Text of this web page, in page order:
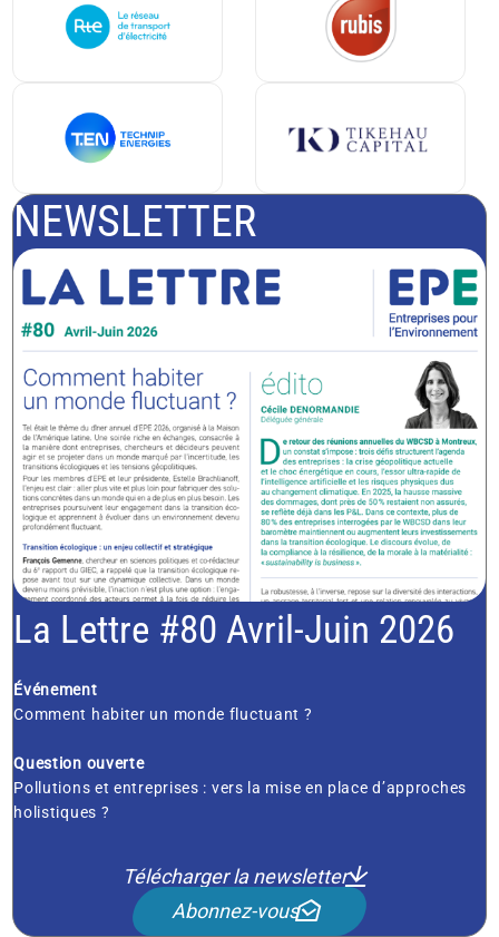
NEWSLETTER
La Lettre #80 Avril-Juin 2026
Événement
Comment habiter un monde fluctuant ?
Question ouverte
Pollutions et entreprises : vers la mise en place d’approches
holistiques ?
Télécharger la newsletter
Abonnez-vous